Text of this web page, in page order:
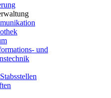
und